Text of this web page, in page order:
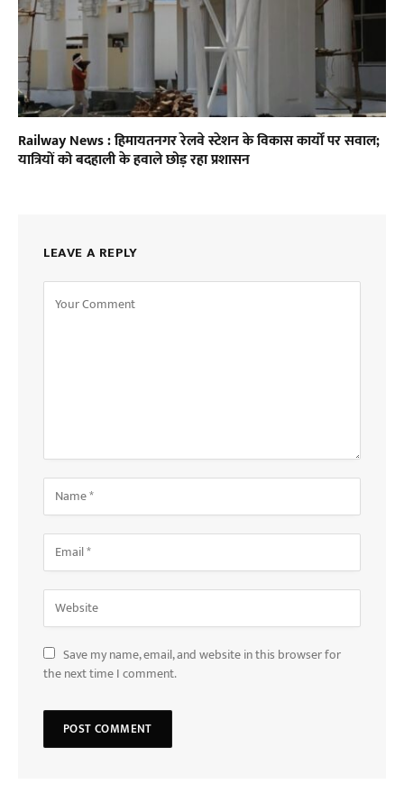
Railway News : हिमायतनगर रेलवे स्टेशन के विकास कार्यों पर सवाल;
यात्रियों को बदहाली के हवाले छोड़ रहा प्रशासन
LEAVE A REPLY
Save my name, email, and website in this browser for
the next time I comment.